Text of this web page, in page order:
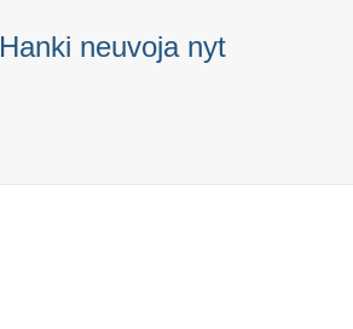
Hanki neuvoja nyt